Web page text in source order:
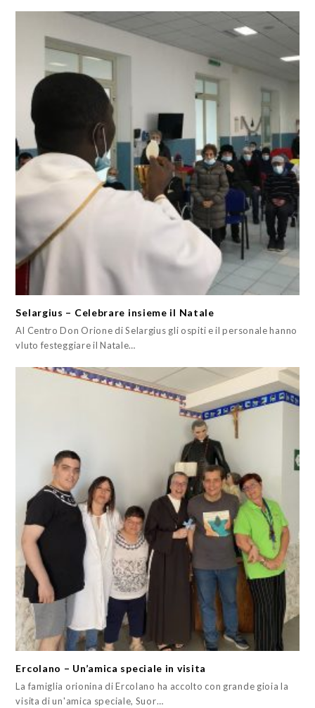
Selargius – Celebrare insieme il Natale
Al Centro Don Orione di Selargius gli ospiti e il personale hanno
vluto festeggiare il Natale…
Ercolano – Un’amica speciale in visita
La famiglia orionina di Ercolano ha accolto con grande gioia la
visita di un'amica speciale, Suor…